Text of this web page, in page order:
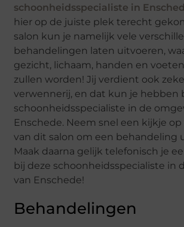
schoonheidsspecialiste in
hier op de juiste plek terecht
salon kun je namelijk vele
behandelingen laten uitvoeren,
gezicht, lichaam, handen en
zullen worden! Jij verdient ook
verwennerij, en dat kun je hebben
schoonheidsspecialiste in de
Enschede. Neem snel een kijkje
van dit salon om een behandeling
Maak daarna gelijk telefonisch je
bij deze schoonheidsspecialiste in
van Enschede!
Behandelingen